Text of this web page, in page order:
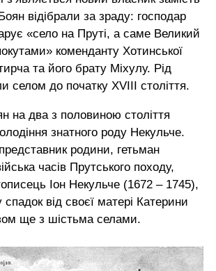
відібрали за зраду: господар
«село на Пруті, а саме Великий
коменданту Хотинської
та його брату Міхулу. Рід
селом до початку XVIII століття.
на два з половиною століття
знатного роду Некульче.
родини, гетьман
часів Прутського походу,
Іон Некульче (1672 – 1745),
від своєї матері Катерини
ще з шістьма селами.